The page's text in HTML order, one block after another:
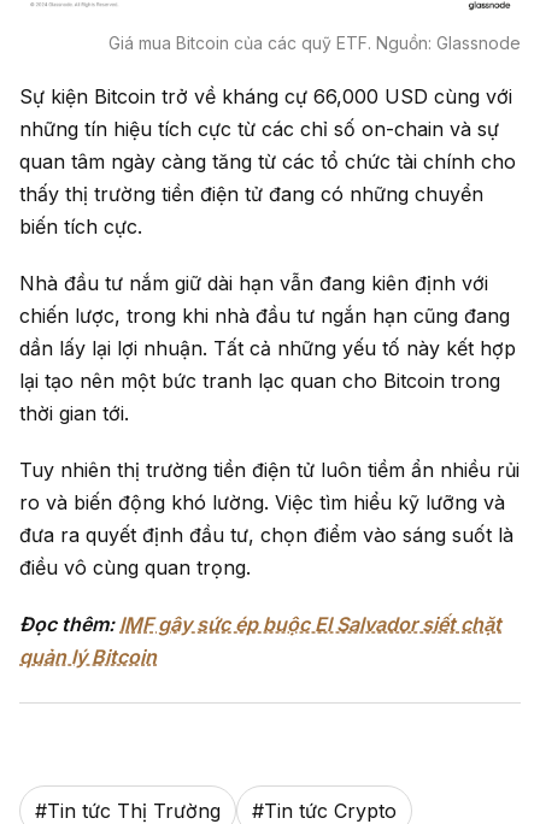
Giá mua Bitcoin của các quỹ ETF. Nguồn: Glassnode
Sự kiện Bitcoin trở về kháng cự 66,000 USD cùng với
những tín hiệu tích cực từ các chỉ số on-chain và sự
quan tâm ngày càng tăng từ các tổ chức tài chính cho
thấy thị trường tiền điện tử đang có những chuyển
biến tích cực.
Nhà đầu tư nắm giữ dài hạn vẫn đang kiên định với
chiến lược, trong khi nhà đầu tư ngắn hạn cũng đang
dần lấy lại lợi nhuận. Tất cả những yếu tố này kết hợp
lại tạo nên một bức tranh lạc quan cho Bitcoin trong
thời gian tới.
Tuy nhiên thị trường tiền điện tử luôn tiềm ẩn nhiều rủi
ro và biến động khó lường. Việc tìm hiểu kỹ lưỡng và
đưa ra quyết định đầu tư, chọn điểm vào sáng suốt là
điều vô cùng quan trọng.
Đọc thêm: IMF gây sức ép buộc El Salvador siết chặt
quản lý Bitcoin
#Tin tức Thị Trường #Tin tức Crypto